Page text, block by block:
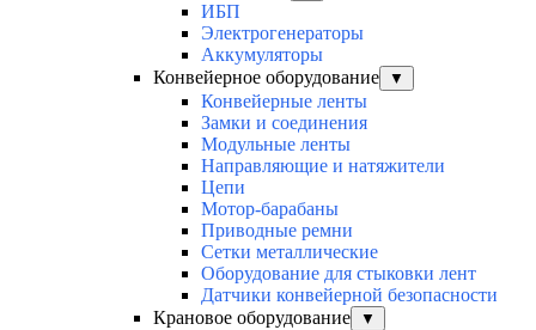
ИБП
Электрогенераторы
Аккумуляторы
Конвейерное оборудование
▼
Конвейерные ленты
Замки и соединения
Модульные ленты
Направляющие и натяжители
Цепи
Мотор-барабаны
Приводные ремни
Сетки металлические
Оборудование для стыковки лент
Датчики конвейерной безопасности
Крановое оборудование
▼